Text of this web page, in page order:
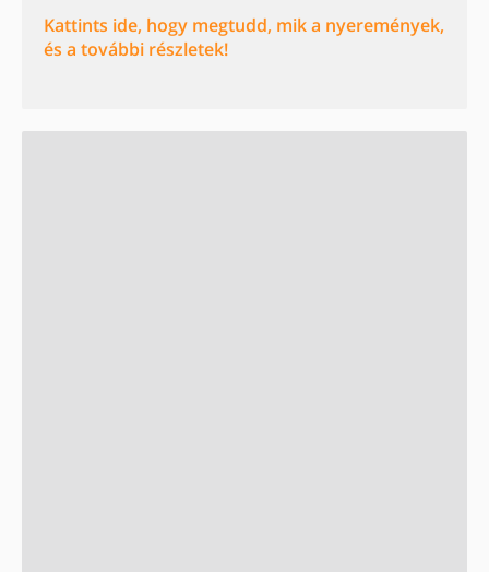
Kattints ide, hogy megtudd, mik a nyeremények,
és a további részletek!